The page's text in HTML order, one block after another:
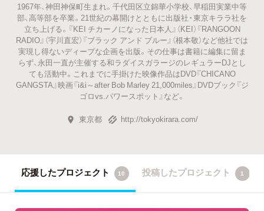
1967年、神田神保町生まれ。千代田区立錦華小学校、早稲田実業中等
部、高等部を卒業。21世紀の幕開けとともに出版社・東京キララ社を
立ち上げる。『KEI チカーノになった日本人』（KEI）『RANGOON
RADIO』（宇川直宏）『ブラック アンド ブルー』（根本敬）など他社では
実現し得ないディープな企画を出版。その仕事は書籍に編集に留ま
らず、永田一直が主催する和ラダイスガラージのレギュラーDJとし
ても活動中。これまでに手掛けた映像作品はDVD『CHICANO
GANGSTA』映画『i&i～after Bob Marley 21,000miles』DVDブック『ジ
ゴロvs.パワースポット』など。
東京都 http://tokyokirara.com/
応援したプロジェクト 10 投稿したプロジェクト 1